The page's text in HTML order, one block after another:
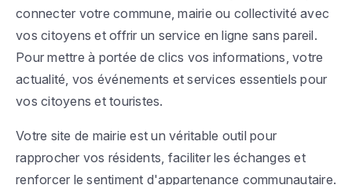
connecter votre commune, mairie ou collectivité avec
vos citoyens et offrir un service en ligne sans pareil.
Pour mettre à portée de clics vos informations, votre
actualité, vos événements et services essentiels pour
vos citoyens et touristes.
Votre site de mairie est un véritable outil pour
rapprocher vos résidents, faciliter les échanges et
renforcer le sentiment d'appartenance communautaire.